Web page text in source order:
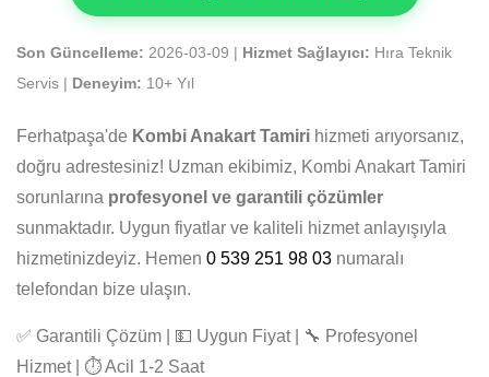
Son Güncelleme: 2026-03-09 | Hizmet Sağlayıcı: Hıra Teknik
Servis |
Deneyim: 10+ Yıl
Ferhatpaşa'de Kombi Anakart Tamiri hizmeti arıyorsanız,
doğru adrestesiniz! Uzman ekibimiz, Kombi Anakart Tamiri
sorunlarına profesyonel ve garantili çözümler
sunmaktadır. Uygun fiyatlar ve kaliteli hizmet anlayışıyla
hizmetinizdeyiz. Hemen 0 539 251 98 03 numaralı
telefondan bize ulaşın.
✅ Garantili Çözüm | 💵 Uygun Fiyat | 🔧 Profesyonel
Hizmet | ⏱️ Acil 1-2 Saat